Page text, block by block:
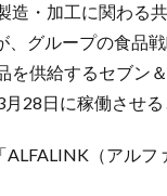
・加工に関わる
グループの食品
を供給するセブン
28日に稼働させる
（アルフ